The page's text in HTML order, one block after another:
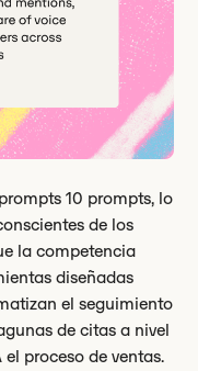
10 prompts, lo
de los
la competencia
diseñadas
el seguimiento
de citas a nivel
proceso de ventas.